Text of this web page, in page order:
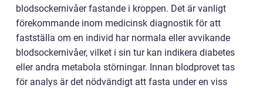
blodsockernivåer fastande i kroppen. Det är vanligt
förekommande inom medicinsk diagnostik för att
fastställa om en individ har normala eller avvikande
blodsockernivåer, vilket i sin tur kan indikera diabetes
eller andra metabola störningar. Innan blodprovet tas
för analys är det nödvändigt att fasta under en viss